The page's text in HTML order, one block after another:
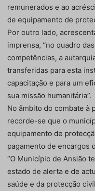
remunerados e ao
de equipamento de
Por outro lado,
imprensa, “no quadro
competências, a
transferidas para esta
capacitação e para um
sua missão humanitária”.
No âmbito do combate à
recorde-se que o
equipamento de
pagamento de encargos
“O Município de Ansião
estado de alerta e de
saúde e da protecção